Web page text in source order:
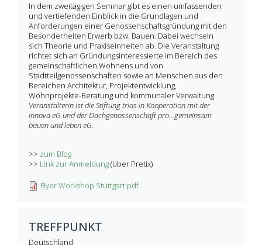
In dem zweitägigen Seminar gibt es einen umfassenden
und vertiefenden Einblick in die Grundlagen und
Anforderungen einer Genossenschaftsgründung mit den
Besonderheiten Erwerb bzw. Bauen. Dabei wechseln
sich Theorie und Praxiseinheiten ab. Die Veranstaltung
richtet sich an Gründungsinteressierte im Bereich des
gemeinschaftlichen Wohnens und von
Stadtteilgenossenschaften sowie an Menschen aus den
Bereichen Architektur, Projektentwicklung,
Wohnprojekte-Beratung und kommunaler Verwaltung.
Veranstalterin ist die Stiftung trias in Kooperation mit der
innova eG und der Dachgenossenschaft pro...gemeinsam
bauen und leben eG.
>> zum Blog
>> Link zur Anmeldung(über Pretix)
Flyer Workshop Stuttgart.pdf
TREFFPUNKT
Deutschland